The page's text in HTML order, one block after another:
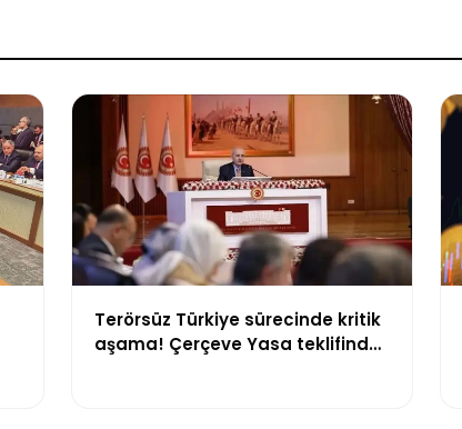
Terörsüz Türkiye sürecinde kritik
aşama! Çerçeve Yasa teklifinde